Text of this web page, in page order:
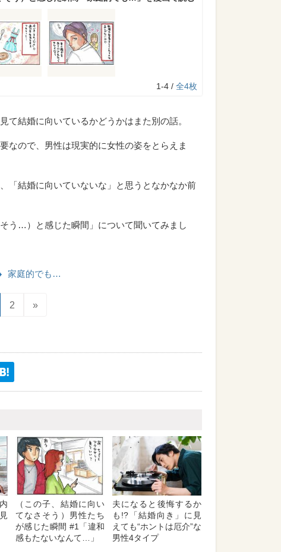
1-4 / 全4枚
て結婚に向いているかどうかはまた別の話。
なので、男性は現実的に女性の姿をとらえま
「結婚に向いていないな」と思うとなかなか前
う…）と感じた瞬間」について聞いてみまし
家庭的でも…
2 »
（この子、結婚に向い
てなさそう）男性たち
が感じた瞬間 #1「違和
感もたないなんて…」
夫になると後悔するか
も!?「結婚向き」に見
えても“ホントは厄介”な
男性4タイプ